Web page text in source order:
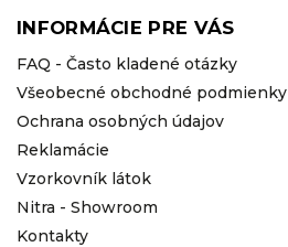
INFORMÁCIE PRE VÁS
FAQ - Často kladené otázky
Všeobecné obchodné podmienky
Ochrana osobných údajov
Reklamácie
Vzorkovník látok
Nitra - Showroom
Kontakty